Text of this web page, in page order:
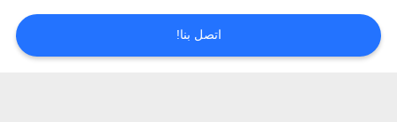
خريطة
اتصل بنا!